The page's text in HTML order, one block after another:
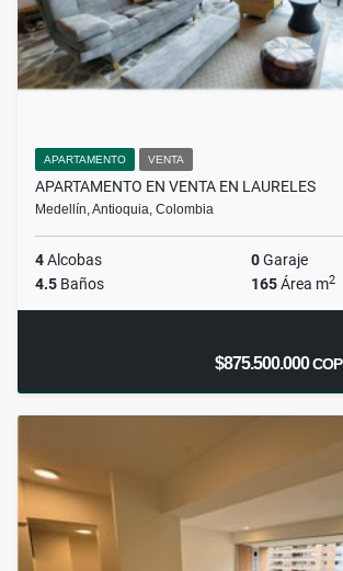
APARTAMENTO VENTA
APARTAMENTO EN VENTA EN LAURELES
Medellín, Antioquia, Colombia
4Alcobas 0Garaje
4.5 Baños 165Área m2
$875.500.000COP